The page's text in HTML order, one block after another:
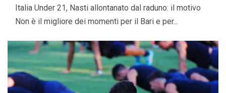
Italia Under 21, Nasti allontanato dal raduno: il motivo
Non è il migliore dei momenti per il Bari e per...